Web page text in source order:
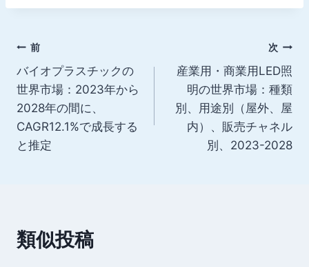
タ
投
稿
ナ
ビ
シ
ョ
前
バイオプラスチックの
世界市場：2023年から
2028年の間に、
CAGR12.1%で成長する
と推定
次
産業用・商業用LED照
明の世界市場：種類
別、用途別（屋外、屋
内）、販売チャネル
別、2023-2028
類似投稿